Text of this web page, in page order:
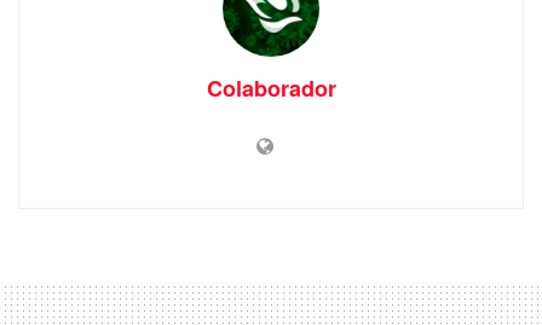
Colaborador